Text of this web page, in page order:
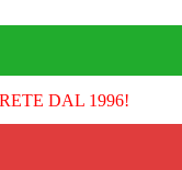
DAL 1996!